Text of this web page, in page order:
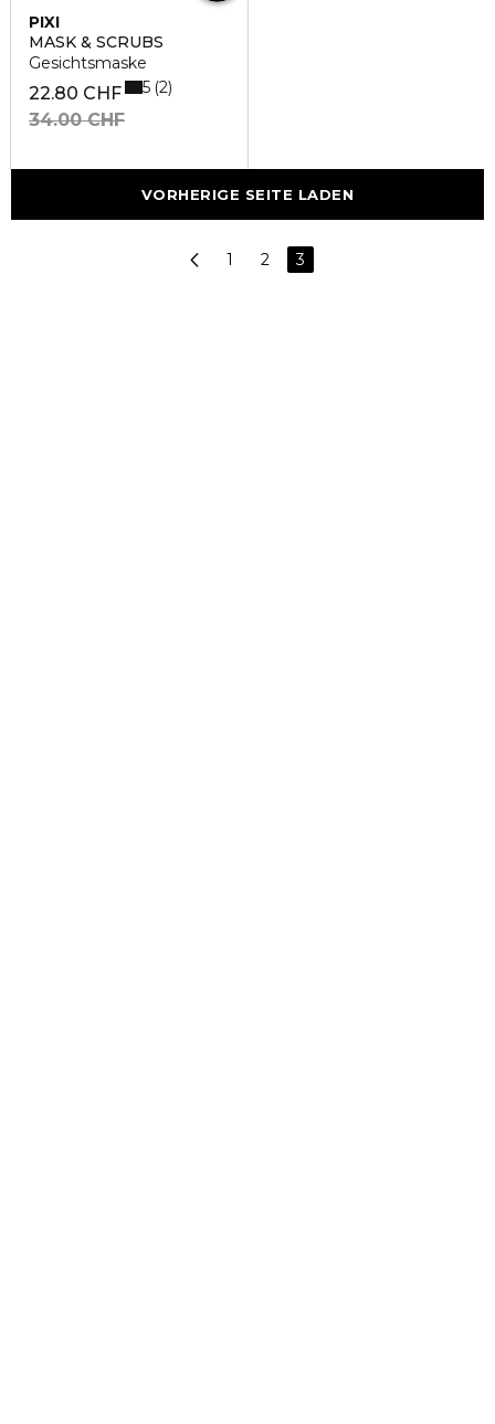
PIXI
MASK & SCRUBS
Gesichtsmaske
22.80 CHF
34.00 CHF
5 2
VORHERIGE SEITE LADEN
1 2 3